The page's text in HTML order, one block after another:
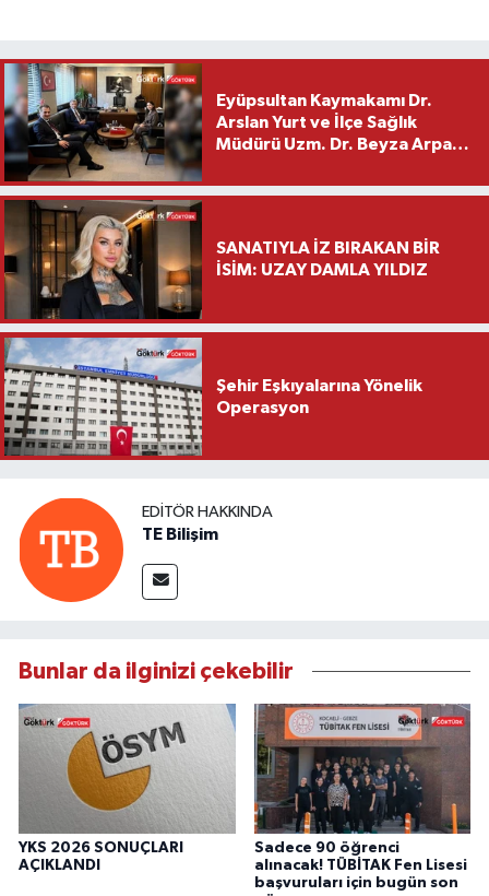
Eyüpsultan Kaymakamı Dr.
Arslan Yurt ve İlçe Sağlık
Müdürü Uzm. Dr. Beyza Arpacı
Ziyareti
SANATIYLA İZ BIRAKAN BİR
İSİM: UZAY DAMLA YILDIZ
Şehir Eşkıyalarına Yönelik
Operasyon
EDITÖR HAKKINDA
TE Bilişim
Bunlar da ilginizi çekebilir
YKS 2026 SONUÇLARI
AÇIKLANDI
Sadece 90 öğrenci
alınacak! TÜBİTAK Fen Lisesi
başvuruları için bugün son